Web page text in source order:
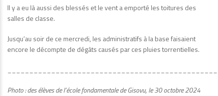
Il y a eu là aussi des blessés et le vent a emporté les toitures des
salles de classe.
Jusqu’au soir de ce mercredi, les administratifs à la base faisaient
encore le décompte de dégâts causés par ces pluies torrentielles.
Photo : des élèves de l’école fondamentale de Gisovu, le 30 octobre 2024